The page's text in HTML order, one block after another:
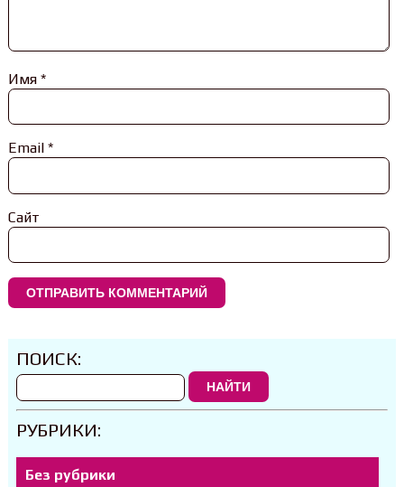
Имя *
Email *
Сайт
ПОИСК:
НАЙТИ
РУБРИКИ:
Без рубрики